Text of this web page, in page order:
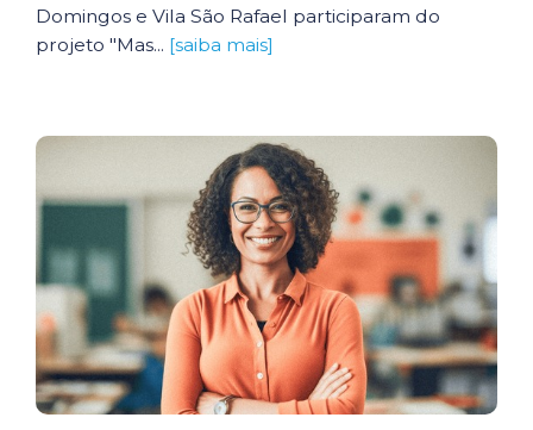
Domingos e Vila São Rafael participaram do
projeto "Mas... [saiba mais]